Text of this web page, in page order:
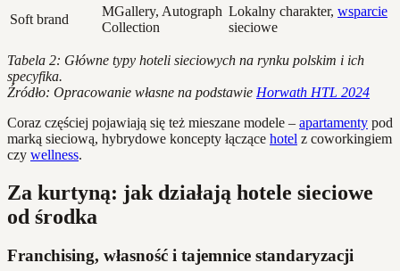
Soft brand
MGallery, Autograph
Collection
Lokalny charakter, wsparcie
sieciowe
Tabela 2: Główne typy hoteli sieciowych na rynku polskim i ich
specyfika.
Źródło: Opracowanie własne na podstawie Horwath HTL 2024
Coraz częściej pojawiają się też mieszane modele – apartamenty pod
marką sieciową, hybrydowe koncepty łączące hotel z coworkingiem
czy wellness.
Za kurtyną: jak działają hotele sieciowe
od środka
Franchising, własność i tajemnice standaryzacji